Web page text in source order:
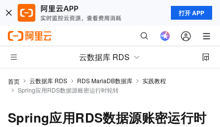
打开 APP
云数据库 RDS
首页 云数据库 RDS RDS MariaDB数据库
实践教程
Spring应用RDS数据源账密运行时轮转
Spring应用RDS数据源账密运行时